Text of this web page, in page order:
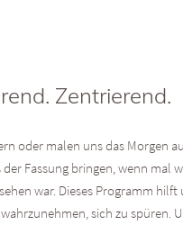
Zentrierend.
oder malen uns das Morgen
Fassung bringen, wenn mal
war. Dieses Programm hilft
sich zu spüren.